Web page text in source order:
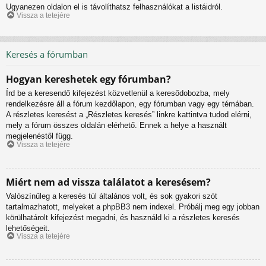
Ugyanezen oldalon el is távolíthatsz felhasználókat a listáidról.
Vissza a tetejére
Keresés a fórumban
Hogyan kereshetek egy fórumban?
Írd be a keresendő kifejezést közvetlenül a keresődobozba, mely
rendelkezésre áll a fórum kezdőlapon, egy fórumban vagy egy témában.
A részletes keresést a „Részletes keresés” linkre kattintva tudod elérni,
mely a fórum összes oldalán elérhető. Ennek a helye a használt
megjelenéstől függ.
Vissza a tetejére
Miért nem ad vissza találatot a keresésem?
Valószínűleg a keresés túl általános volt, és sok gyakori szót
tartalmazhatott, melyeket a phpBB3 nem indexel. Próbálj meg egy jobban
körülhatárolt kifejezést megadni, és használd ki a részletes keresés
lehetőségeit.
Vissza a tetejére